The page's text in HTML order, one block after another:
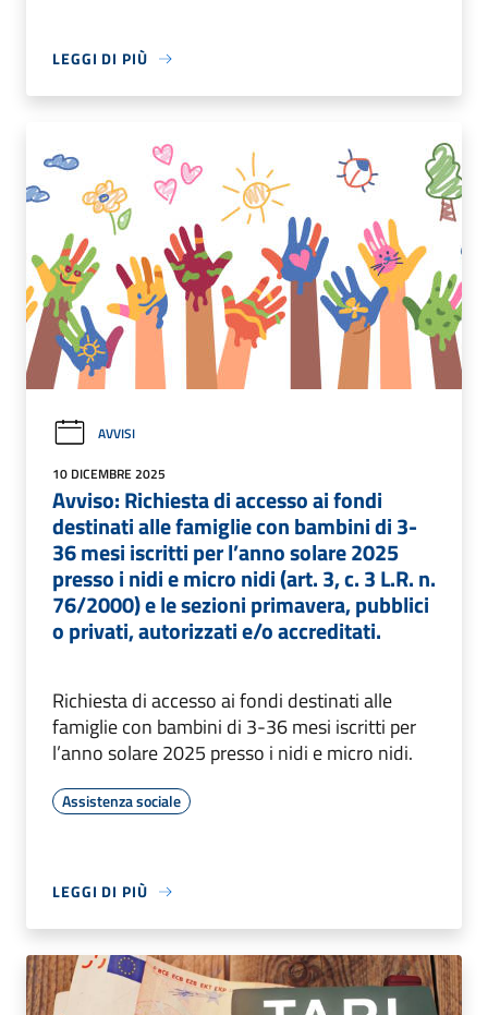
LEGGI DI PIÙ
AVVISI
10 DICEMBRE 2025
Avviso: Richiesta di accesso ai fondi
destinati alle famiglie con bambini di 3-
36 mesi iscritti per l’anno solare 2025
presso i nidi e micro nidi (art. 3, c. 3 L.R. n.
76/2000) e le sezioni primavera, pubblici
o privati, autorizzati e/o accreditati.
Richiesta di accesso ai fondi destinati alle
famiglie con bambini di 3-36 mesi iscritti per
l’anno solare 2025 presso i nidi e micro nidi.
Assistenza sociale
LEGGI DI PIÙ